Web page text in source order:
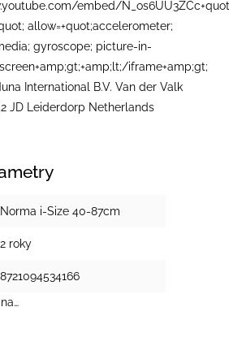
embed/
allow=+quot;accelerometer;
gyroscope; picture-in-
iframe+amp;gt;
International B.V. Van der Valk
JD Leiderdorp Netherlands
Norma i-Size 40-87cm
2 roky
8721094534166